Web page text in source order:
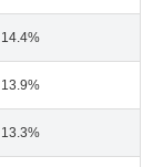
14.4%
13.9%
13.3%